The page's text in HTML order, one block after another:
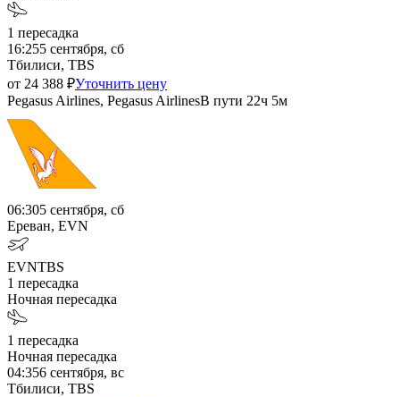
1 пересадка
16:255 сентября, сб
Тбилиси, TBS
от 24 388 ₽Уточнить цену
Pegasus Airlines, Pegasus AirlinesВ пути 22ч 5м
06:305 сентября, сб
Ереван, EVN
EVNTBS
1 пересадка
Ночная пересадка
1 пересадка
Ночная пересадка
04:356 сентября, вс
Тбилиси, TBS